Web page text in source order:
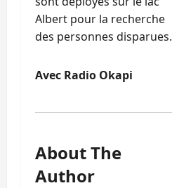
Albert pour la recherche
des personnes disparues.
Avec Radio Okapi
About The
Author